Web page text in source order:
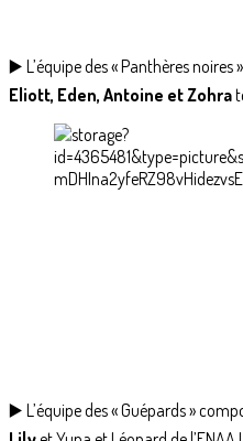
▶️ L’équipe des « Panthères noires
Eliott, Eden, Antoine et Zohra
▶️ L’équipe des « Guépards »